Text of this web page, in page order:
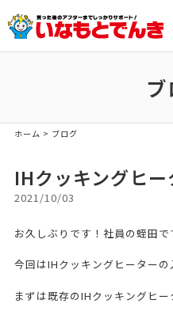
ホーム > ブログ
IHクッキングヒ
2021/10/03
お久しぶりです！社員の蛭田で
今回はIHクッキングヒーターの
まずは既存のIHクッキングヒ